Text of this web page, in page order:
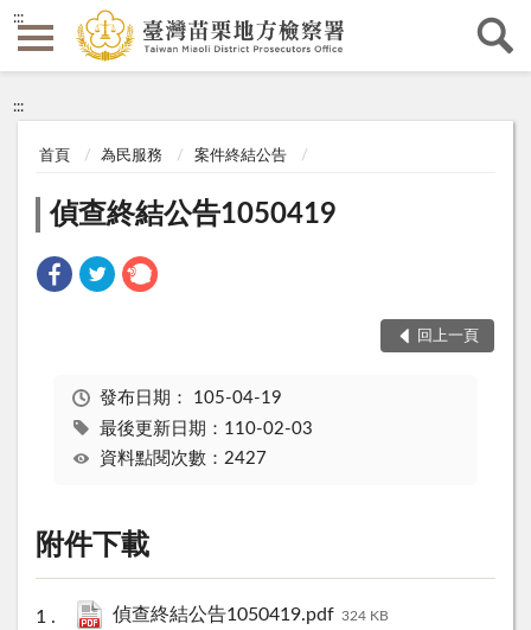
:::
:::
首頁 為民服務 案件終結公告
偵查終結公告1050419
回上一頁
發布日期： 105-04-19
最後更新日期：110-02-03
資料點閱次數：2427
附件下載
偵查終結公告1050419.pdf 324 KB